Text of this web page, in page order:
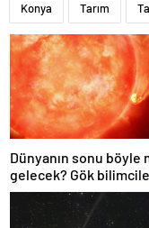
Konya Tarım
Dünyanın sonu böyle
gelecek? Gök
kez sönen yıldızın
yutmasına tanık oldu